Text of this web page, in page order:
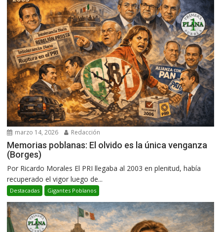
marzo 14, 2026 Redacción
Memorias poblanas: El olvido es la única venganza
(Borges)
Por Ricardo Morales El PRI llegaba al 2003 en plenitud, había
recuperado el vigor luego de...
Destacadas Gigantes Poblanos